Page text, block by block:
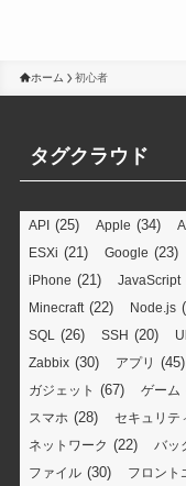
ホーム 初心者
タグクラウド
API (25) Apple (34)
ESXi (21) Google (23)
iPhone (21) JavaScript
Minecraft(22) Node.js
SQL (26) SSH (20)
Zabbix (30) アプリ (45)
ガジェット (67) ゲーム
スマホ (28) セキュリテ
ネットワーク (22) バッ
ファイル (30) フロント